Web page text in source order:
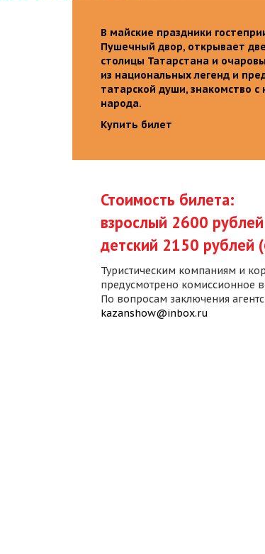
В майские праздники
Пушечный двор, открывает
столицы Татарстана и
из национальных легенд и
татарской души, знакомство
народа.
Купить билет
Стоимость билета:
взрослый 2600 рублей
детский 2150 рублей
Туристическим компаниям и
предусмотрено комиссионное
По вопросам заключения
kazanshow@inbox.ru